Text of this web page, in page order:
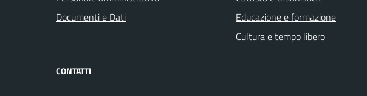
Documenti e Dati
Educazione e formazione
Cultura e tempo libero
CONTATTI